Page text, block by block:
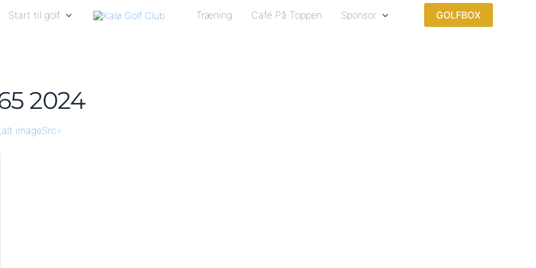
Start til golf Træning Café På Toppen Sponsor GOLFBOX
2024